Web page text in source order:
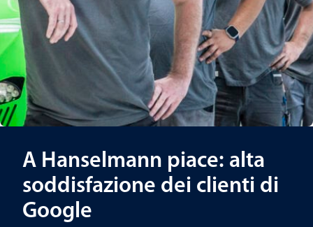
A Hanselmann piace: alta
soddisfazione dei clienti di
Google